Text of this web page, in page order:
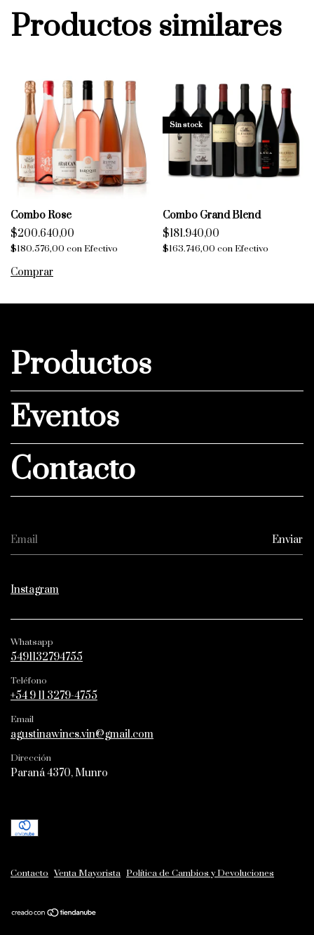
Productos similares
Combo Rose
$200.640,00
$180.576,00 conEfectivo
Sin stock
Combo Grand Blend
$181.940,00
$163.746,00 con Efectivo
Productos
Eventos
Contacto
Instagram
Whatsapp
5491132794755
Teléfono
+54 9 11 3279-4755
Email
agustinawines.vin@gmail.com
Dirección
Paraná 4370, Munro
Contacto Venta Mayorista Política de Cambios y Devoluciones